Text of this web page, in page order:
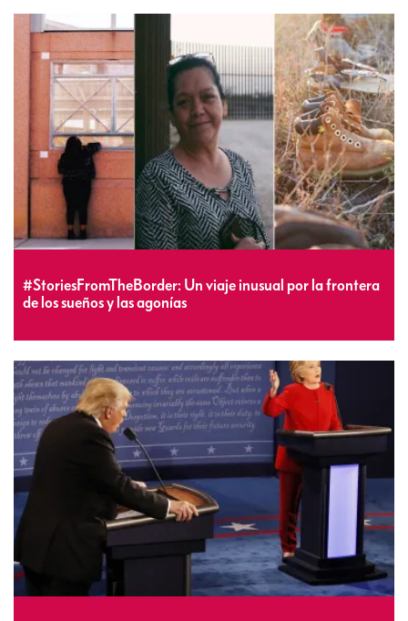
#StoriesFromTheBorder: Un viaje inusual por la frontera
de los sueños y las agonías